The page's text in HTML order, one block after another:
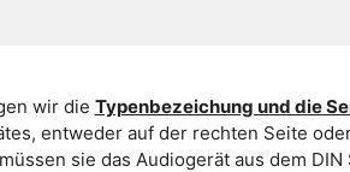
wir die Typenbezeichung und die
entweder auf der rechten Seite
sie das Audiogerät aus dem